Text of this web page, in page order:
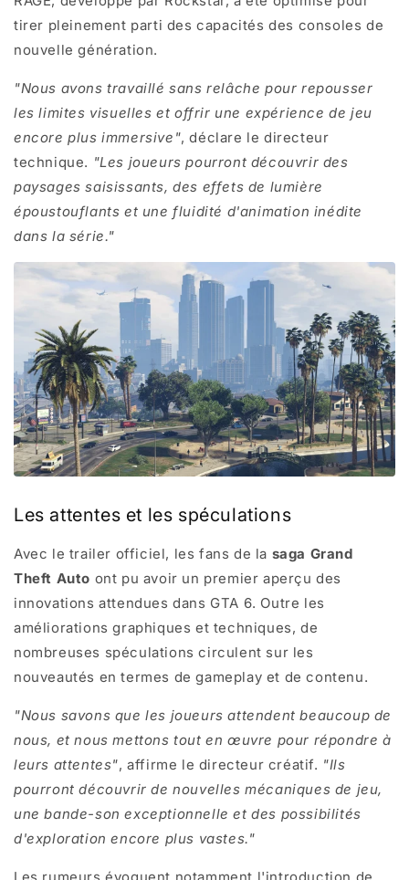
tirer pleinement parti des capacités des consoles de
nouvelle génération.
"Nous avons travaillé sans relâche pour repousser
les limites visuelles et offrir une expérience de jeu
encore plus immersive", déclare le directeur
technique. "Les joueurs pourront découvrir des
paysages saisissants, des effets de lumière
époustouflants et une fluidité d'animation inédite
dans la série."
Les attentes et les spéculations
Avec le trailer officiel, les fans de la saga Grand
Theft Auto ont pu avoir un premier aperçu des
innovations attendues dans GTA 6. Outre les
améliorations graphiques et techniques, de
nombreuses spéculations circulent sur les
nouveautés en termes de gameplay et de contenu.
"Nous savons que les joueurs attendent beaucoup de
nous, et nous mettons tout en œuvre pour répondre à
leurs attentes", affirme le directeur créatif. "Ils
pourront découvrir de nouvelles mécaniques de jeu,
une bande-son exceptionnelle et des possibilités
d'exploration encore plus vastes."